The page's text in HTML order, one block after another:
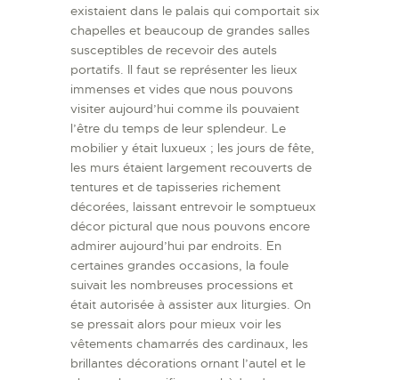
existaient dans le palais qui comportait six
chapelles et beaucoup de grandes salles
susceptibles de recevoir des autels
portatifs. Il faut se représenter les lieux
immenses et vides que nous pouvons
visiter aujourd’hui comme ils pouvaient
l’être du temps de leur splendeur. Le
mobilier y était luxueux ; les jours de fête,
les murs étaient largement recouverts de
tentures et de tapisseries richement
décorées, laissant entrevoir le somptueux
décor pictural que nous pouvons encore
admirer aujourd’hui par endroits. En
certaines grandes occasions, la foule
suivait les nombreuses processions et
était autorisée à assister aux liturgies. On
se pressait alors pour mieux voir les
vêtements chamarrés des cardinaux, les
brillantes décorations ornant l’autel et le